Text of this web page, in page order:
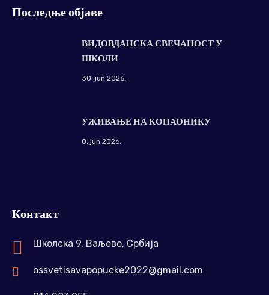
Последње објаве
ВИДОВДАНСКА СВЕЧАНОСТ У
ШКОЛИ
30. jun 2026.
УЖИВАЊЕ НА КОПАОНИКУ
8. jun 2026.
Контакт
Школска 9, Ваљево, Србија
ossvetisavapopucke2022@gmail.com